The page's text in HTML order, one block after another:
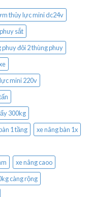
thủy lực mini dc24v
sắt
phuy đôi 2 thùng phuy
mini 220v
300kg
1 tầng
xe nâng bàn 1x
xe nâng caoo
càng rộng